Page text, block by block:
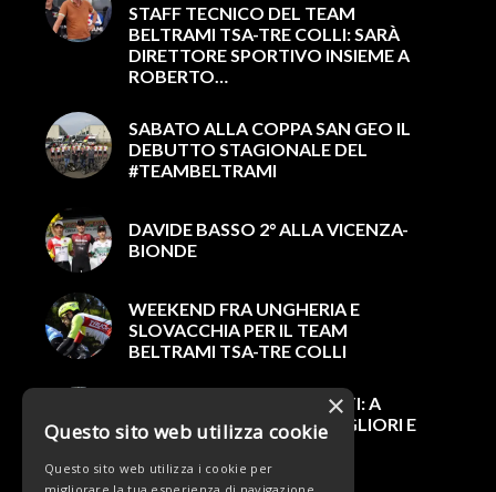
STAFF TECNICO DEL TEAM
BELTRAMI TSA-TRE COLLI: SARÀ
DIRETTORE SPORTIVO INSIEME A
ROBERTO…
SABATO ALLA COPPA SAN GEO IL
DEBUTTO STAGIONALE DEL
#TEAMBELTRAMI
DAVIDE BASSO 2° ALLA VICENZA-
BIONDE
WEEKEND FRA UNGHERIA E
SLOVACCHIA PER IL TEAM
BELTRAMI TSA-TRE COLLI
GRANDE PROVA DI PESENTI: A
LAIGUEGLIA STA CON I MIGLIORI E
CHIUDE 23°
×
Questo sito web utilizza cookie
Questo sito web utilizza i cookie per